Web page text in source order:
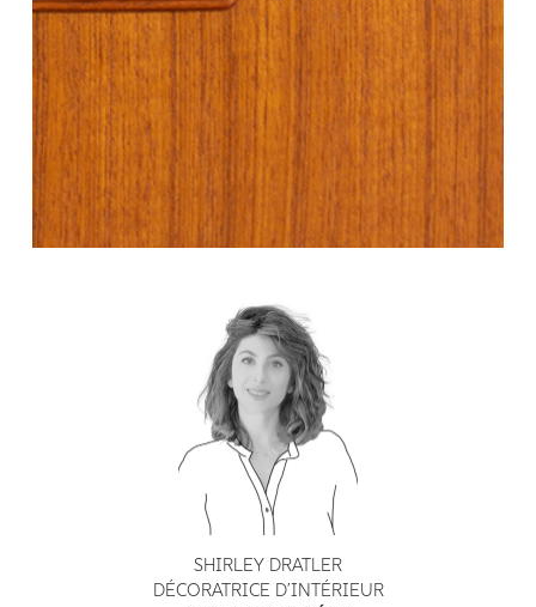
SHIRLEY DRATLER
DÉCORATRICE D’INTÉRIEUR